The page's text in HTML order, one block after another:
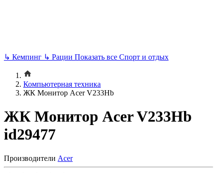
↳ Кемпинг ↳ Рации Показать все Спорт и отдых
Компьютерная техника
ЖК Монитор Acer V233Hb
ЖК Монитор Acer V233Hb
id29477
Производители Acer